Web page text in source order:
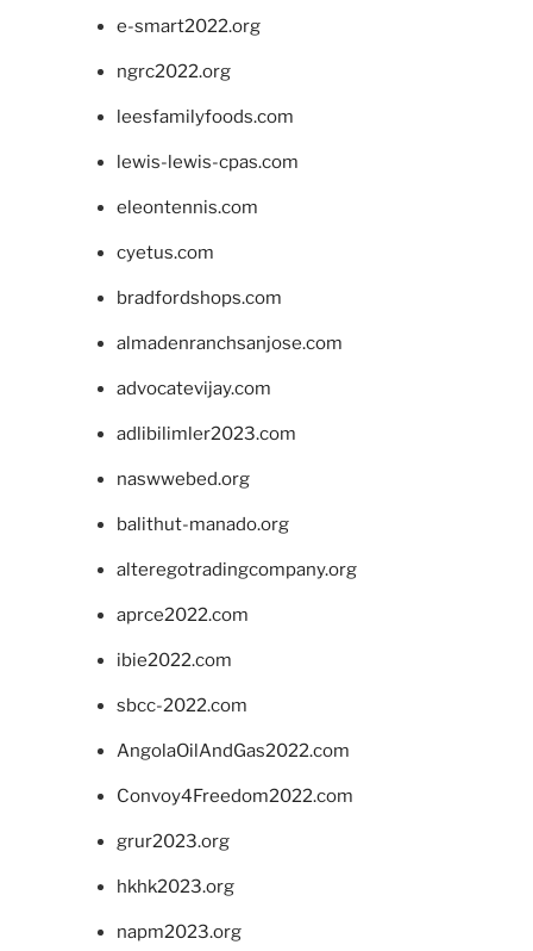
e-smart2022.org
ngrc2022.org
leesfamilyfoods.com
lewis-lewis-cpas.com
eleontennis.com
cyetus.com
bradfordshops.com
almadenranchsanjose.com
advocatevijay.com
adlibilimler2023.com
naswwebed.org
balithut-manado.org
alteregotradingcompany.org
aprce2022.com
ibie2022.com
sbcc-2022.com
AngolaOilAndGas2022.com
Convoy4Freedom2022.com
grur2023.org
hkhk2023.org
napm2023.org